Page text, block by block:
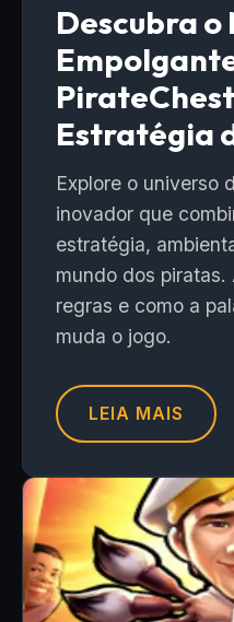
Descubra o
Estratégia
Explore o universo
inovador que
estratégia,
mundo dos piratas.
regras e como a
muda o jogo.
LEIA MAIS